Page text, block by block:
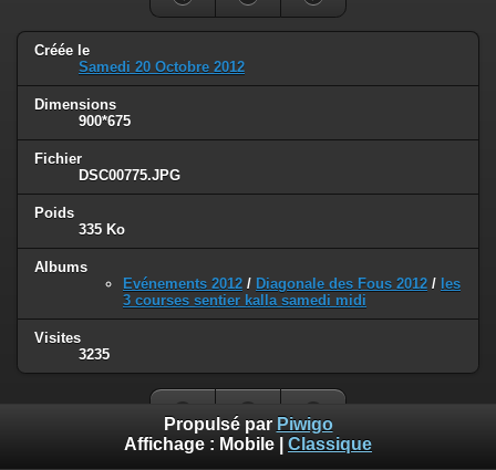
Créée le
Samedi 20 Octobre 2012
Dimensions
900*675
Fichier
DSC00775.JPG
Poids
335 Ko
Albums
Evénements 2012 / Diagonale des Fous 2012 / les
3 courses sentier kalla samedi midi
Visites
3235
Propulsé par Piwigo
Affichage : Mobile Classique